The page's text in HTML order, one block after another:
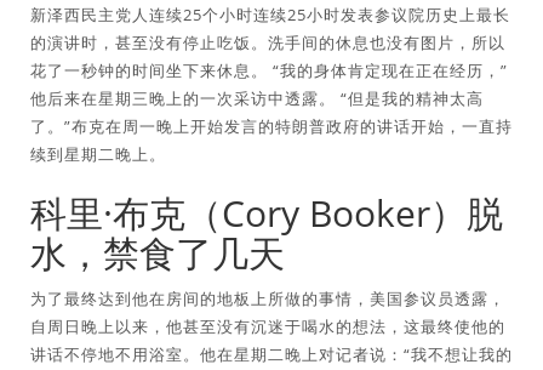
新泽西民主党人连续25个小时连续25小时发表参议院历史上最长
的演讲时，甚至没有停止吃饭。洗手间的休息也没有图片，所以
花了一秒钟的时间坐下来休息。 “我的身体肯定现在正在经历，”
他后来在星期三晚上的一次采访中透露。 “但是我的精神太高
了。”布克在周一晚上开始发言的特朗普政府的讲话开始，一直持
续到星期二晚上。
科里·布克（Cory Booker）脱
水，禁食了几天
为了最终达到他在房间的地板上所做的事情，美国参议员透露，
自周日晚上以来，他甚至没有沉迷于喝水的想法，这最终使他的
讲话不停地不用浴室。他在星期二晚上对记者说：“我不想让我的